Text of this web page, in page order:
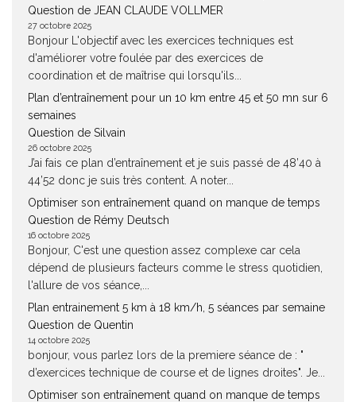
Question de JEAN CLAUDE VOLLMER
27 octobre 2025
Bonjour L'objectif avec les exercices techniques est
d'améliorer votre foulée par des exercices de
coordination et de maîtrise qui lorsqu'ils...
Plan d’entraînement pour un 10 km entre 45 et 50 mn sur 6
semaines
Question de Silvain
26 octobre 2025
J’ai fais ce plan d’entraînement et je suis passé de 48’40 à
44’52 donc je suis très content. A noter...
Optimiser son entraînement quand on manque de temps
Question de Rémy Deutsch
16 octobre 2025
Bonjour, C'est une question assez complexe car cela
dépend de plusieurs facteurs comme le stress quotidien,
l'allure de vos séance,...
Plan entrainement 5 km à 18 km/h, 5 séances par semaine
Question de Quentin
14 octobre 2025
bonjour, vous parlez lors de la premiere séance de : "
d’exercices technique de course et de lignes droites". Je...
Optimiser son entraînement quand on manque de temps